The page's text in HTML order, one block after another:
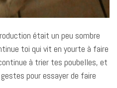
était un peu sombre
toi qui vit en yourte à faire
à trier tes poubelles, et
pour essayer de faire